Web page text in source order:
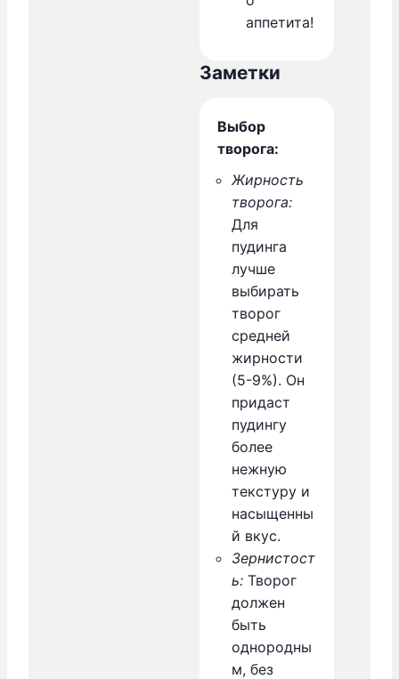
аппетита!
Заметки
Выбор
творога:
Жирность
творога:
Для
пудинга
лучше
выбирать
творог
средней
жирности
(5-9%). Он
придаст
пудингу
более
нежную
текстуру и
насыщенны
й вкус.
Зернистост
ь: Творог
должен
быть
однородны
м, без